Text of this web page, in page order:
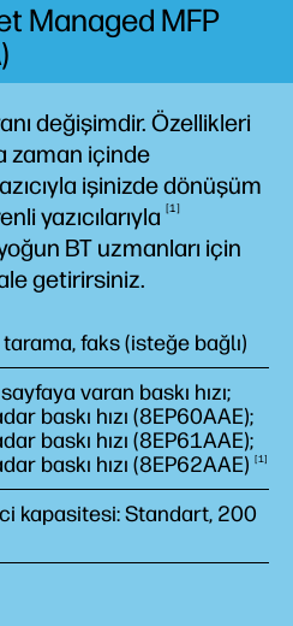
değişimdir. Özellikleri
zaman içinde
işinizde dönüşüm
yazıcılarıyla 1
BT uzmanları için
getirirsiniz.
faks (isteğe bağlı)
varan baskı hızı;
baskı hızı (8EP60AAE);
baskı hızı (8EP61AAE);
baskı hızı (8EP62AAE) 1
kapasitesi: Standart, 200
Managed MFP